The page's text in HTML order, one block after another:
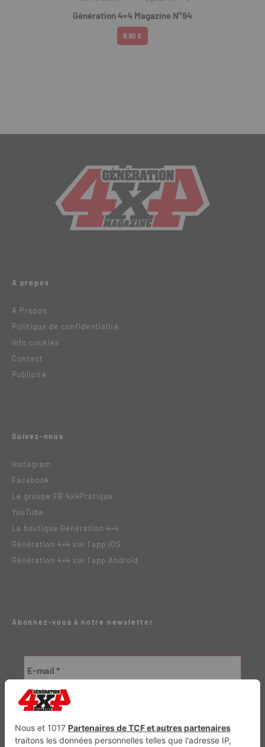
Génération 4×4 Magazine N°94
6.90 €
A propos
A Propos
Politique de confidentialité
Info cookies
Contact
Publicité
Suivez-nous
Instagram
Facebook
Le groupe FB 4x4Pratique
YouTube
La boutique Génération 4×4
Génération 4×4 sur l’app IOS
Génération 4×4 sur l’app Android
Abonnez-vous à notre newsletter